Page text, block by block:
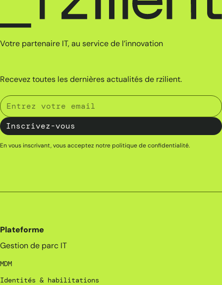
Votre partenaire IT, au service de l’innovation
Recevez toutes les dernières actualités de rzilient.
En vous inscrivant, vous acceptez notrepolitique de confidentialité.
Plateforme
Gestion de parc IT
MDM
Identités & habilitations